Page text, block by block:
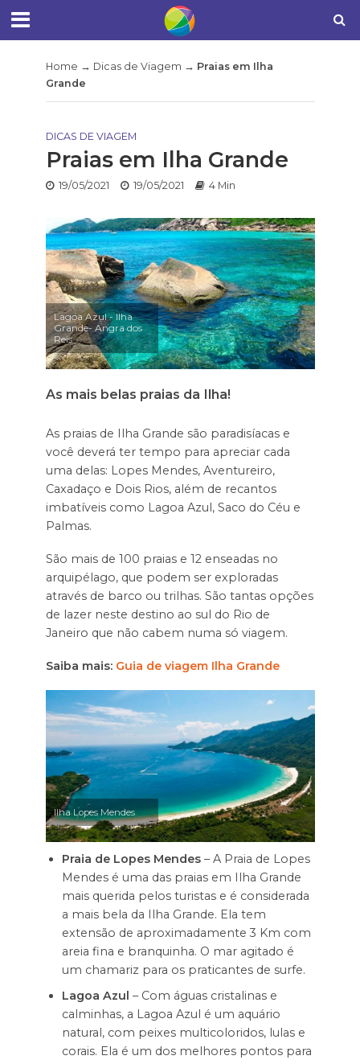
Home → Dicas de Viagem → Praias em Ilha
Grande
DICAS DE VIAGEM
Praias em Ilha Grande
19/05/2021 19/05/2021 4 Min
Lagoa Azul - Ilha
Grande- Angra dos
Reis
As mais belas praias da Ilha!
As praias de Ilha Grande são paradisíacas e
você deverá ter tempo para apreciar cada
uma delas: Lopes Mendes, Aventureiro,
Caxadaço e Dois Rios, além de recantos
imbatíveis como Lagoa Azul, Saco do Céu e
Palmas.
São mais de 100 praias e 12 enseadas no
arquipélago, que podem ser exploradas
através de barco ou trilhas. São tantas opções
de lazer neste destino ao sul do Rio de
Janeiro que não cabem numa só viagem.
Saiba mais: Guia de viagem Ilha Grande
Ilha Lopes Mendes
Praia de Lopes Mendes – A Praia de Lopes
Mendes é uma das praias em Ilha Grande
mais querida pelos turistas e é considerada
a mais bela da Ilha Grande. Ela tem
extensão de aproximadamente 3 Km com
areia fina e branquinha. O mar agitado é
um chamariz para os praticantes de surfe.
Lagoa Azul – Com águas cristalinas e
calminhas, a Lagoa Azul é um aquário
natural, com peixes multicoloridos, lulas e
corais. Ela é um dos melhores pontos para